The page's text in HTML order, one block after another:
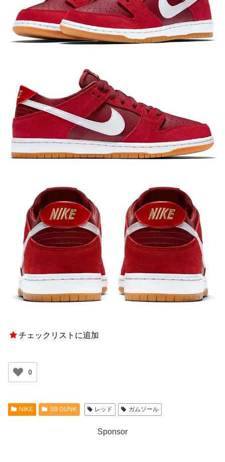
チェックリストに追加
0
NIKE SB DUNK レッド ガムソール
Sponsor